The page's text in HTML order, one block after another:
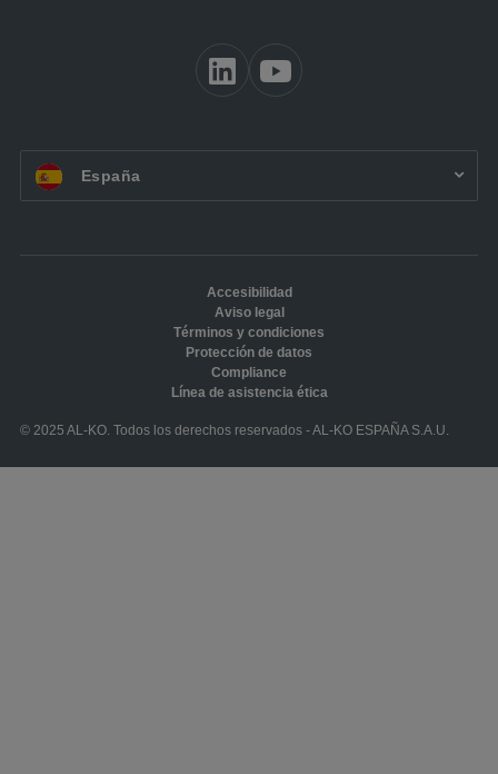
ES: España
© 2025 AL-KO. Todos los derechos reservados - AL-KO ESPAÑA S.A.U.
Accesibilidad
Aviso legal
Términos y condiciones
Protección de datos
Compliance
Línea de asistencia ética